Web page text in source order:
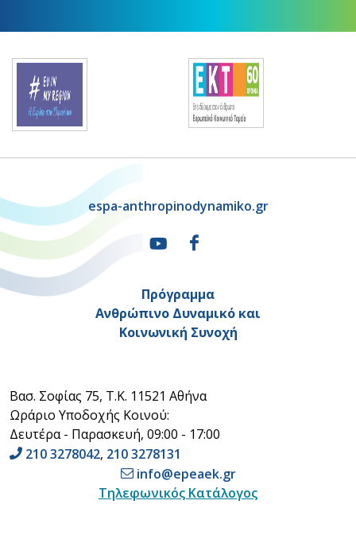
espa-anthropinodynamiko.gr
Βασ. Σοφίας 75, Τ.Κ. 11521 Αθήνα
Ωράριο Υποδοχής Κοινού:
Δευτέρα - Παρασκευή, 09:00 - 17:00
210 3278042, 210 3278131
info@epeaek.gr
Τηλεφωνικός Κατάλογος
Πρόγραμμα
Ανθρώπινο Δυναμικό και
Κοινωνική Συνοχή